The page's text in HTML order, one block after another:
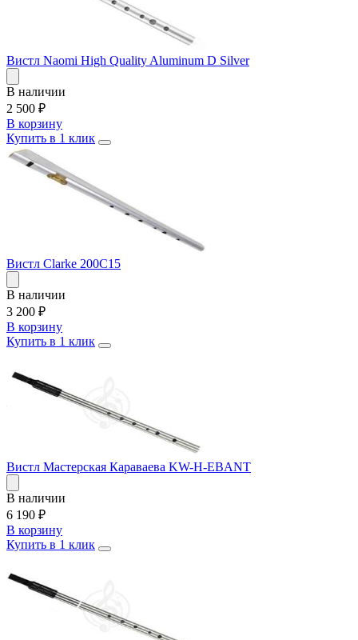
Вистл Naomi High Quality Aluminum D Silver
В наличии
2 500 ₽
В корзину
Купить в 1 клик
Вистл Clarke 200C15
В наличии
3 200 ₽
В корзину
Купить в 1 клик
Вистл Мастерская Караваева KW-H-EBANT
В наличии
6 190 ₽
В корзину
Купить в 1 клик